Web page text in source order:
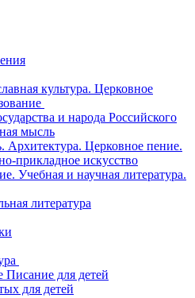
культура. Церковное
и народа Российского
мысль
Архитектура. Церковное пение.
прикладное искусство
Учебная и научная литература.
литература
для детей
для детей